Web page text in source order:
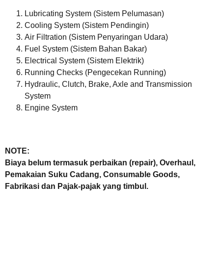
Lubricating System (Sistem Pelumasan)
Cooling System (Sistem Pendingin)
Air Filtration (Sistem Penyaringan Udara)
Fuel System (Sistem Bahan Bakar)
Electrical System (Sistem Elektrik)
Running Checks (Pengecekan Running)
Hydraulic, Clutch, Brake, Axle and Transmission
System
Engine System
NOTE:
Biaya belum termasuk perbaikan (repair), Overhaul,
Pemakaian Suku Cadang, Consumable Goods,
Fabrikasi dan Pajak-pajak yang timbul.